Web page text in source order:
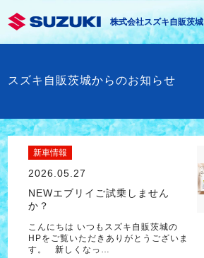
株式会社スズキ自販茨城
スズキ自販茨城からのお知らせ
新車情報
2026.05.27
NEWエブリイご試乗しません
か？
こんにちは いつもスズキ自販茨城の
HPをご覧いただきありがとうございま
す。 新しくなっ…